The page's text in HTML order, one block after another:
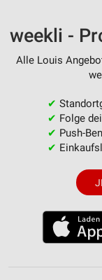
weekli -
Alle Louis
✔
✔ Folge
✔ Push-
✔